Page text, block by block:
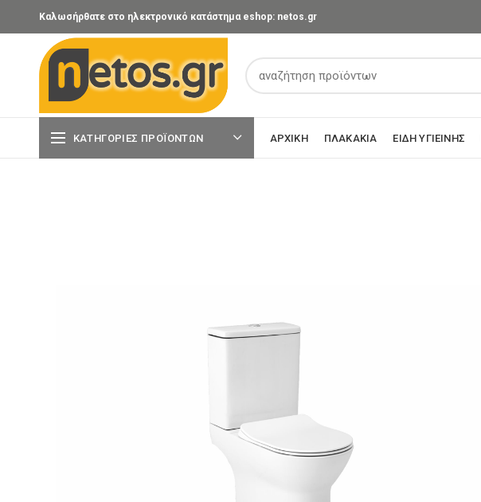
Καλωσήρθατε στο ηλεκτρονικό κατάστημα eshop: netos.gr
ΚΑΤΗΓΟΡΊΕΣ ΠΡΟΪΌΝΤΩΝ ΑΡΧΙΚΉ ΠΛΑΚΆΚΙΑ ΕΊΔΗ ΥΓΙΕΙΝΉΣ